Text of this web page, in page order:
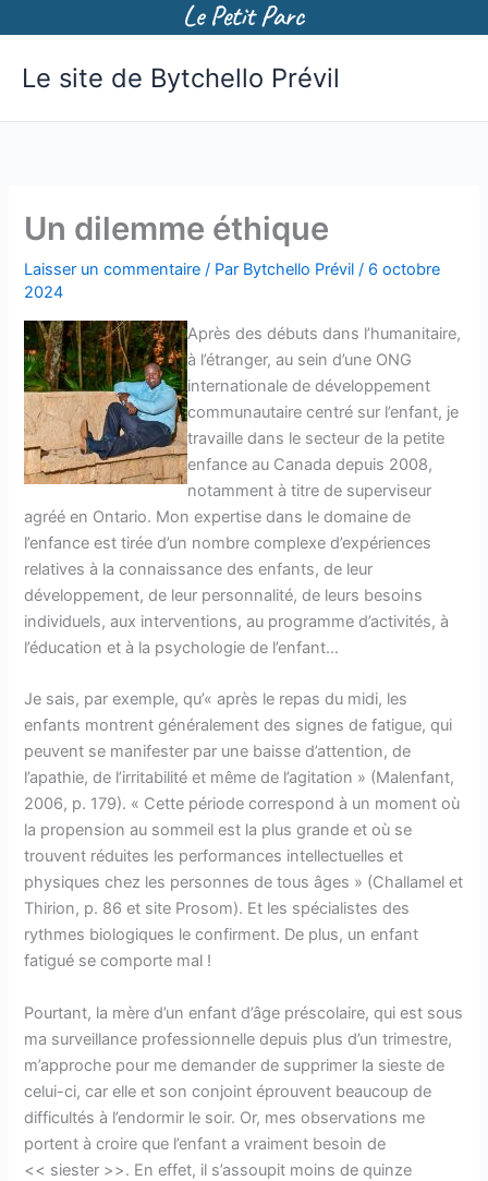
Le site de Bytchello Prévil
Un dilemme éthique
Laisser un commentaire / Par Bytchello Prévil/ 6 octobre
2024
Après des débuts dans l’humanitaire,
à l’étranger, au sein d’une ONG
internationale de développement
communautaire centré sur l’enfant, je
travaille dans le secteur de la petite
enfance au Canada depuis 2008,
notamment à titre de superviseur
agréé en Ontario. Mon expertise dans le domaine de
l’enfance est tirée d’un nombre complexe d’expériences
relatives à la connaissance des enfants, de leur
développement, de leur personnalité, de leurs besoins
individuels, aux interventions, au programme d’activités, à
l’éducation et à la psychologie de l’enfant…
Je sais, par exemple, qu’« après le repas du midi, les
enfants montrent généralement des signes de fatigue, qui
peuvent se manifester par une baisse d’attention, de
l’apathie, de l’irritabilité et même de l’agitation » (Malenfant,
2006, p. 179). « Cette période correspond à un moment où
la propension au sommeil est la plus grande et où se
trouvent réduites les performances intellectuelles et
physiques chez les personnes de tous âges » (Challamel et
Thirion, p. 86 et site Prosom). Et les spécialistes des
rythmes biologiques le confirment. De plus, un enfant
fatigué se comporte mal !
Pourtant, la mère d’un enfant d’âge préscolaire, qui est sous
ma surveillance professionnelle depuis plus d’un trimestre,
m’approche pour me demander de supprimer la sieste de
celui-ci, car elle et son conjoint éprouvent beaucoup de
difficultés à l’endormir le soir. Or, mes observations me
portent à croire que l’enfant a vraiment besoin de
<< siester >>. En effet, il s’assoupit moins de quinze